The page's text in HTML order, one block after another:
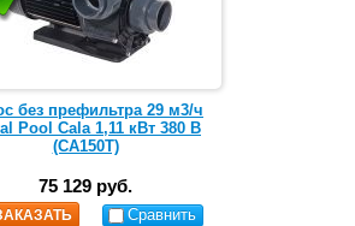
без префильтра 29 м3/ч
Pool Cala 1,11 кВт 380 В
(CA150T)
75 129 руб.
Сравнить